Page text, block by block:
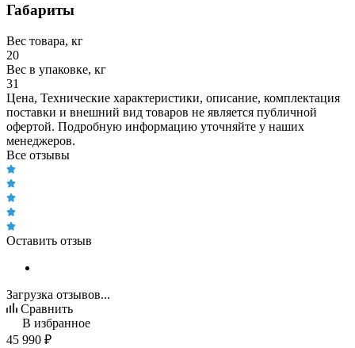
Габариты
Вес товара, кг
20
Вес в упаковке, кг
31
Цена, Технические характеристики, описание, комплектация
поставки и внешний вид товаров не является публичной
офертой. Подробную информацию уточняйте у наших
менеджеров.
Все отзывы
Оставить отзыв
Загрузка отзывов...
Сравнить
В избранное
45 990 ₽